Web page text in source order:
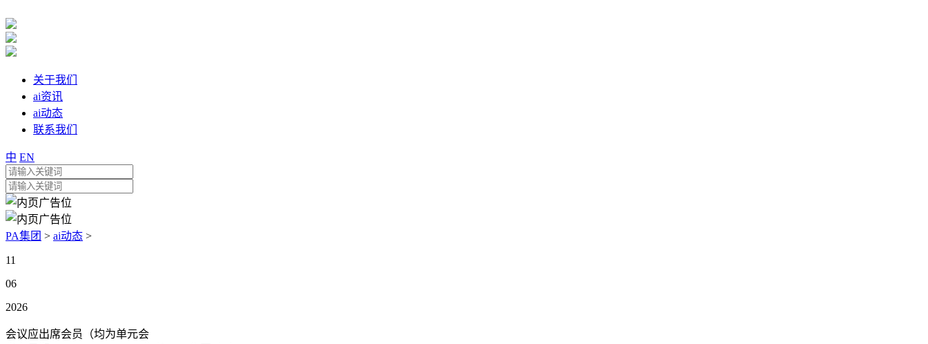
关于我们
ai资讯
ai动态
联系我们
中 EN
PA集团 > ai动态 >
11
06
2026
会议应出席会员（均为单元会